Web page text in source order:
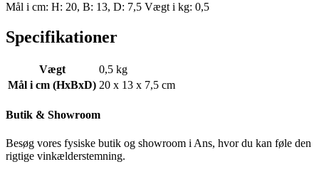
Mål i cm: H: 20, B: 13, D: 7,5 Vægt i kg: 0,5
Specifikationer
Vægt
0,5 kg
Mål i cm (HxBxD) 20 x 13 x 7,5 cm
Butik & Showroom
Besøg vores fysiske butik og showroom i Ans, hvor du kan føle den
rigtige vinkælderstemning.